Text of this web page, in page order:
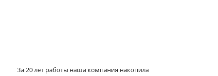
За 20 лет работы наша компания накопила